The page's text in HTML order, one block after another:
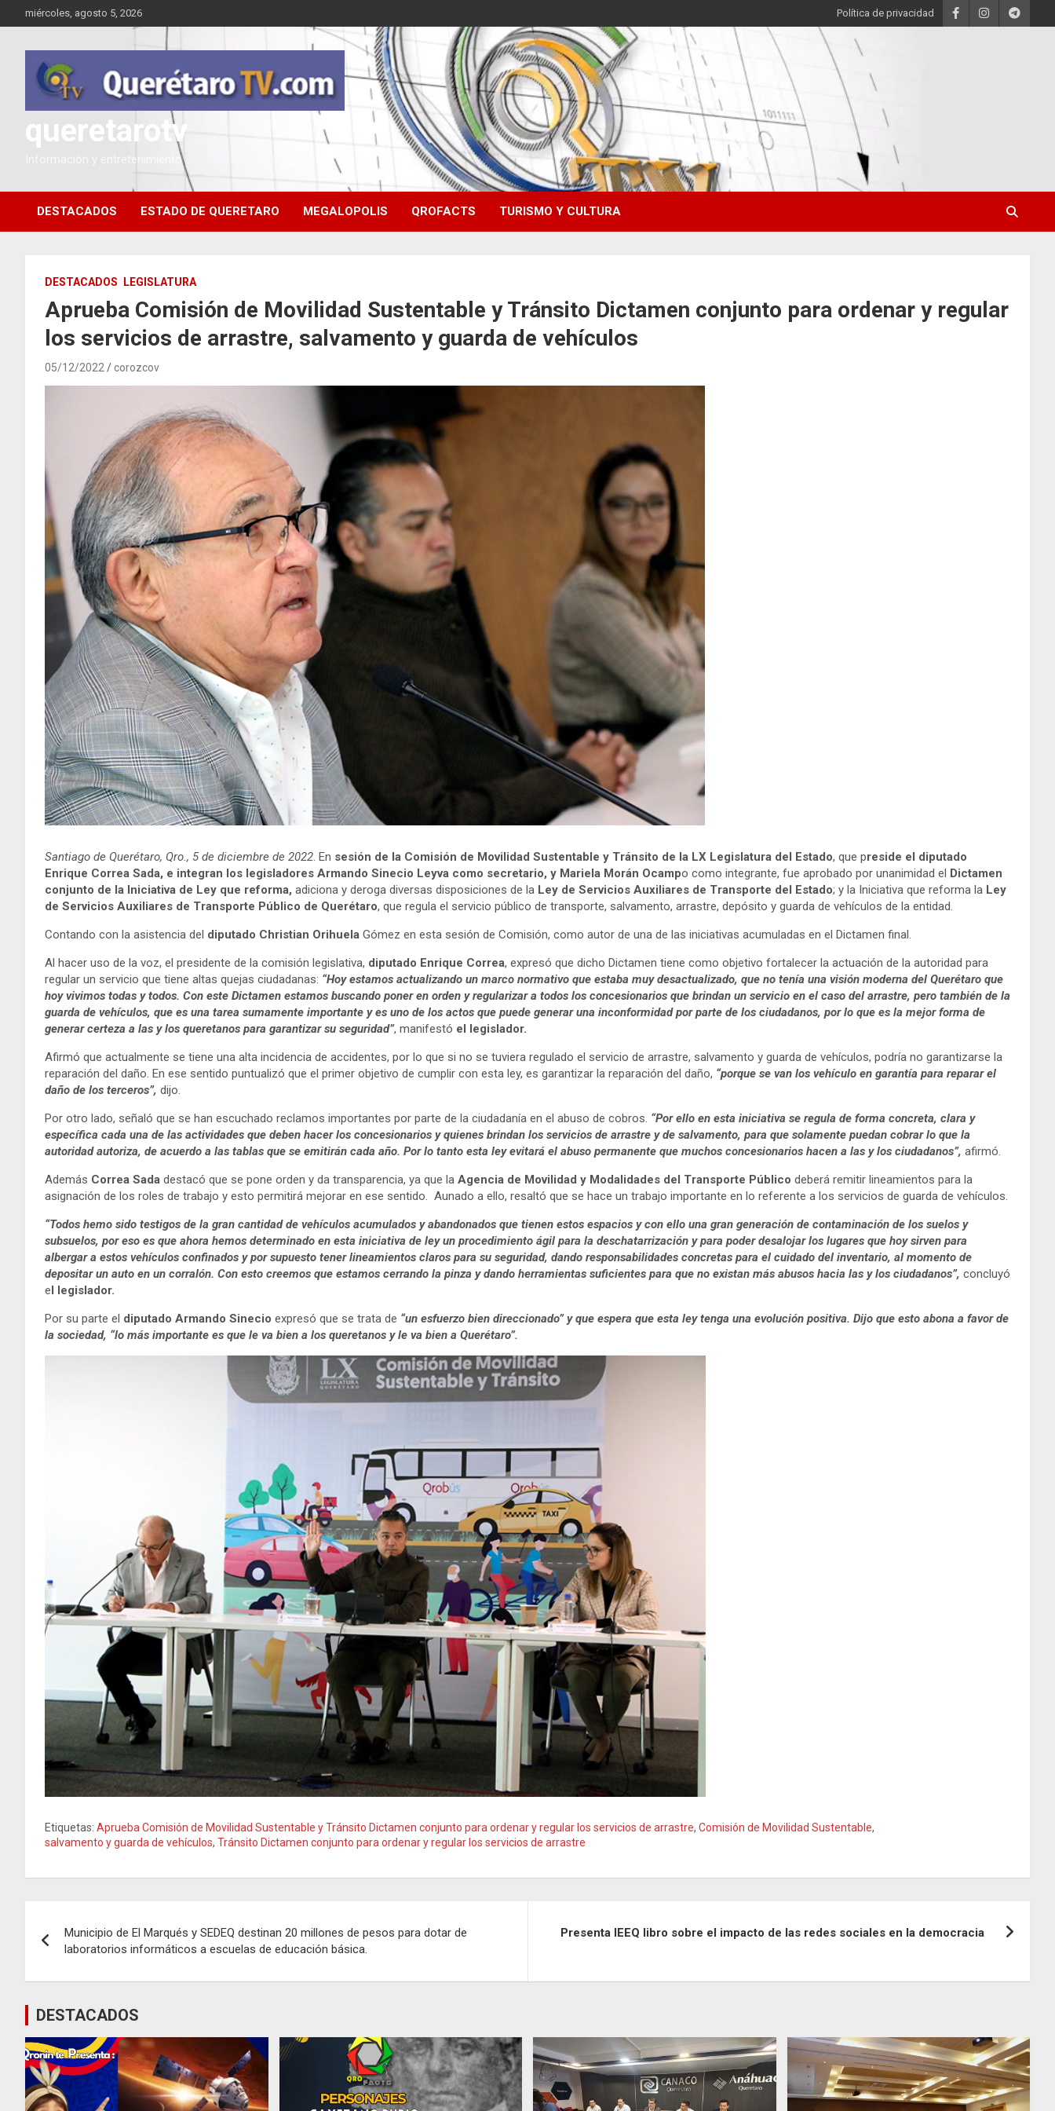
al
miércoles, agosto 5, 2026 Política de privacidad
queretarotv
Información y entretenimiento
DESTACADOS ESTADO DE QUERETARO MEGALOPOLIS QROFACTS TURISMO Y CULTURA
DESTACADOS LEGISLATURA
Aprueba Comisión de Movilidad Sustentable y Tránsito Dictamen conjunto para ordenar y regular
los servicios de arrastre, salvamento y guarda de vehículos
05/12/2022 corozcov
Santiago de Querétaro, Qro., 5 de diciembre de 2022. En sesión de la Comisión de Movilidad Sustentable y Tránsito de la LX Legislatura del Estado, que preside el diputado
Enrique Correa Sada, e integran los legisladores Armando Sinecio Leyva como secretario, y Mariela Morán Ocampo como integrante, fue aprobado por unanimidad el
Dictamen
conjunto de la Iniciativa de Ley que reforma, adiciona y deroga diversas disposiciones de la Ley de Servicios Auxiliares de Transporte del Estado; y la Iniciativa que reforma la Ley
de Servicios Auxiliares de Transporte Público de Querétaro, que regula el servicio público de transporte, salvamento, arrastre, depósito y guarda de vehículos de la entidad.
Contando con la asistencia del diputado Christian Orihuela Gómez en esta sesión de Comisión, como autor de una de las iniciativas acumuladas en el Dictamen final.
Al hacer uso de la voz, el presidente de la comisión legislativa, diputado Enrique Correa, expresó que dicho Dictamen tiene como objetivo fortalecer la actuación de la autoridad para
regular un servicio que tiene altas quejas ciudadanas: “Hoy estamos actualizando un marco normativo que estaba muy desactualizado, que no tenía una visión moderna del Querétaro que
hoy vivimos todas y todos. Con este Dictamen estamos buscando poner en orden y regularizar a todos los concesionarios que brindan un servicio en el caso del arrastre, pero también de la
guarda de vehículos, que es una tarea sumamente importante y es uno de los actos que puede generar una inconformidad por parte de los ciudadanos, por lo que es la mejor forma de
generar certeza a las y los queretanos para garantizar su seguridad”, manifestó el legislador.
Afirmó que actualmente se tiene una alta incidencia de accidentes, por lo que si no se tuviera regulado el servicio de arrastre, salvamento y guarda de vehículos, podría no garantizarse la
reparación del daño. En ese sentido puntualizó que el primer objetivo de cumplir con esta ley, es garantizar la reparación del daño, “porque se van los vehículo en garantía para reparar el
daño de los terceros”, dijo.
Por otro lado, señaló que se han escuchado reclamos importantes por parte de la ciudadanía en el abuso de cobros. “Por ello en esta iniciativa se regula de forma concreta, clara y
específica cada una de las actividades que deben hacer los concesionarios y quienes brindan los servicios de arrastre y de salvamento, para que solamente puedan cobrar lo que la
autoridad autoriza, de acuerdo a las tablas que se emitirán cada año. Por lo tanto esta ley evitará el abuso permanente que muchos concesionarios hacen a las y los ciudadanos”, afirmó.
Además Correa Sada destacó que se pone orden y da transparencia, ya que la Agencia de Movilidad y Modalidades del Transporte Público deberá remitir lineamientos para la
asignación de los roles de trabajo y esto permitirá mejorar en ese sentido. Aunado a ello, resaltó que se hace un trabajo importante en lo referente a los servicios de guarda de vehículos.
“Todos hemo sido testigos de la gran cantidad de vehículos acumulados y abandonados que tienen estos espacios y con ello una gran generación de contaminación de los suelos y
subsuelos, por eso es que ahora hemos determinado en esta iniciativa de ley un procedimiento ágil para la deschatarrización y para poder desalojar los lugares que hoy sirven para
albergar a estos vehículos confinados y por supuesto tener lineamientos claros para su seguridad, dando responsabilidades concretas para el cuidado del inventario, al momento de
depositar un auto en un corralón. Con esto creemos que estamos cerrando la pinza y dando herramientas suficientes para que no existan más abusos hacia las y los ciudadanos”, concluyó
e l legislador.
Por su parte el diputado Armando Sinecio expresó que se trata de “un esfuerzo bien direccionado” y que espera que esta ley tenga una evolución positiva. Dijo que esto abona a favor de
la sociedad, “lo más importante es que le va bien a los queretanos y le va bien a Querétaro”.
Etiquetas: Aprueba Comisión de Movilidad Sustentable y Tránsito Dictamen conjunto para ordenar y regular los servicios de arrastre, Comisión de Movilidad Sustentable,
salvamento y guarda de vehículos, Tránsito Dictamen conjunto para ordenar y regular los servicios de arrastre
de
entradas
Municipio de El Marqués y SEDEQ destinan 20 millones de pesos para dotar de
laboratorios informáticos a escuelas de educación básica.
Presenta IEEQ libro sobre el impacto de las redes sociales en la democracia
DESTACADOS